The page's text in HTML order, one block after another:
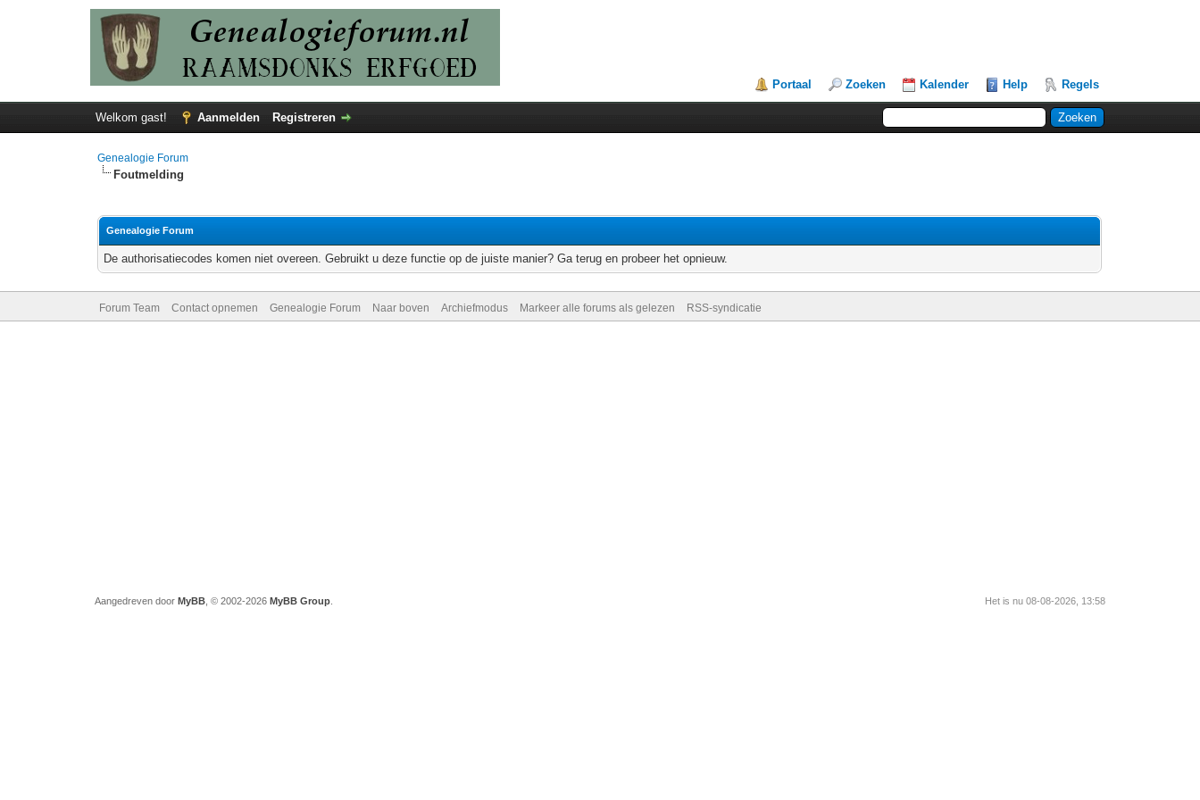
Portaal Zoeken Kalender Help Regels
Welkom gast! Aanmelden Registreren
Genealogie Forum
Foutmelding
Genealogie Forum
De authorisatiecodes komen niet overeen. Gebruikt u deze functie op de juiste manier? Ga terug en probeer het opnieuw.
Forum Team Contact opnemen Genealogie Forum Naar boven Archiefmodus Markeer alle forums als gelezen RSS-syndicatie
Het is nu 08-08-2026, 13:58
Aangedreven door MyBB, © 2002-2026 MyBB Group.